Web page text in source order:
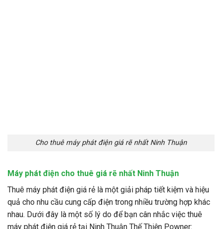
Cho thuê máy phát điện giá rẽ nhất Ninh Thuận
Máy phát điện cho thuê giá rẽ nhất Ninh Thuận
Thuê máy phát điện giá rẻ là một giải pháp tiết kiệm và hiệu
quả cho nhu cầu cung cấp điện trong nhiều trường hợp khác
nhau. Dưới đây là một số lý do để bạn cân nhắc việc thuê
máy phát điện giá rẻ tại Ninh Thuận Thế Thiện Powner: